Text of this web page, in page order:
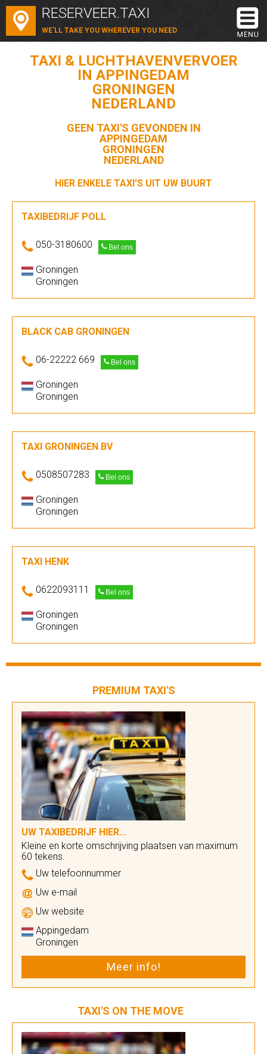
RESERVEER.TAXI
WE'LL TAKE YOU WHEREVER YOU NEED
TAXI & LUCHTHAVENVERVOER
IN APPINGEDAM
GRONINGEN
NEDERLAND
GEEN TAXI'S GEVONDEN IN
APPINGEDAM
GRONINGEN
NEDERLAND
HIER ENKELE TAXI'S UIT UW BUURT
TAXIBEDRIJF POLL
050-3180600 Bel ons
Groningen
Groningen
BLACK CAB GRONINGEN
06-22222 669 Bel ons
Groningen
Groningen
TAXI GRONINGEN BV
0508507283 Bel ons
Groningen
Groningen
TAXI HENK
0622093111 Bel ons
Groningen
Groningen
PREMIUM TAXI'S
UW TAXIBEDRIJF HIER...
Kleine en korte omschrijving plaatsen van maximum
60 tekens.
Uw telefoonnummer
Uw e-mail
Uw website
Appingedam
Groningen
Meer info!
TAXI'S ON THE MOVE